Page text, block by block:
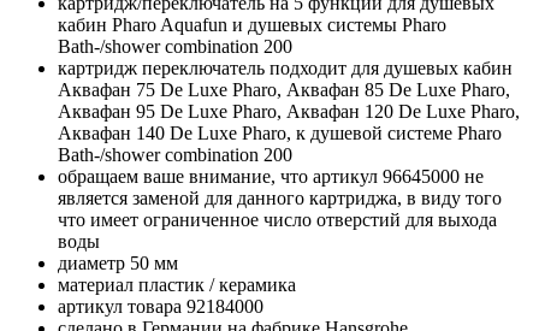
кабин Pharo Aquafun и душевых системы Pharo
Bath-/shower combination 200
картридж переключатель подходит для душевых кабин
Аквафан 75 De Luxe Pharo, Аквафан 85 De Luxe Pharo,
Аквафан 95 De Luxe Pharo, Аквафан 120 De Luxe Pharo,
Аквафан 140 De Luxe Pharo, к душевой системе Pharo
Bath-/shower combination 200
обращаем ваше внимание, что артикул 96645000 не
является заменой для данного картриджа, в виду того
что имеет ограниченное число отверстий для выхода
воды
диаметр 50 мм
материал пластик / керамика
артикул товара 92184000